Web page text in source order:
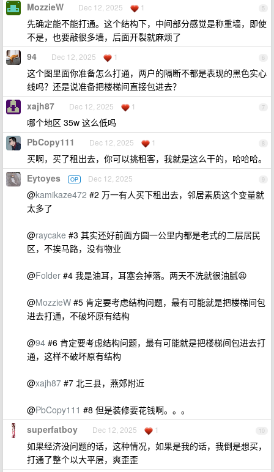
5
MozzieW Dec 12, 2025 1
先确定能不能打通。这个结构下，中间部分感觉是称重墙，即使
不是，也要敲很多墙，后面开裂就麻烦了
6
94 Dec 12, 2025 1
这个图里面你准备怎么打通，两户的隔断不都是表现的黑色实心
线吗？还是说准备把楼梯间直接包进去？
7
xajh87 Dec 12, 2025 1
哪个地区 35w 这么低吗
8
PbCopy111 Dec 12, 2025 1
买啊，买了租出去，你可以挑租客，我就是这么干的，哈哈哈。
9
Eytoyes OP Dec 12, 2025
@kamikaze472 #2 万一有人买下租出去，邻居素质这个变量就
太多了
@raycake #3 其实还好前面方圆一公里内都是老式的二层居民
区，不挨马路，没有物业
@Folder #4 我是油耳，耳塞会掉落。两天不洗就很油腻😫
@MozzieW #5 肯定要考虑结构问题，最有可能就是把楼梯间包
进去打通，不破坏原有结构
@94 #6 肯定要考虑结构问题，最有可能就是把楼梯间包进去打
通，这样不破坏原有结构
@xajh87 #7 北三县，燕郊附近
@PbCopy111 #8 但是装修要花钱啊。。。
10
superfatboy Dec 12, 2025 1
如果经济没问题的话，这种情况，如果是我的话，我倒是想买，
打通了整个以大平层，爽歪歪